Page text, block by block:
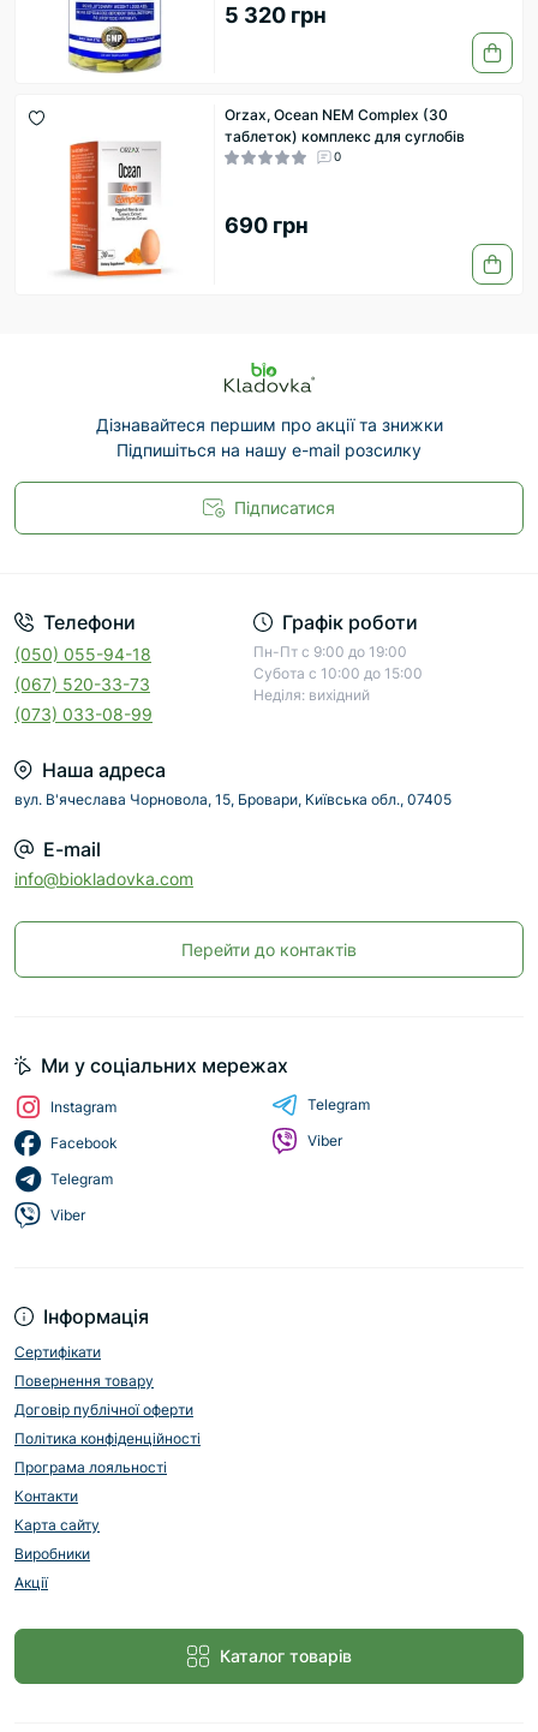
5 320 грн
Orzax, Ocean NEM Complex (30
таблеток) комплекс для суглобів
0
690 грн
Дізнавайтеся першим про акції та знижки
Підпишіться на нашу e-mail розсилку
Підписатися
Телефони
(050) 055-94-18
(067) 520-33-73
(073) 033-08-99
Графік роботи
Пн-Пт с 9:00 до 19:00
Субота с 10:00 до 15:00
Неділя: вихідний
Наша адреса
вул. В'ячеслава Чорновола, 15, Бровари, Київська обл., 07405
E-mail
info@biokladovka.com
Перейти до контактів
Інформація
Сертифікати
Повернення товару
Договір публічної оферти
Політика конфіденційності
Програма лояльності
Контакти
Карта сайту
Виробники
Акції
Каталог товарів
Ми у соціальних мережах
Instagram
Facebook
Telegram
Viber
Telegram
Viber